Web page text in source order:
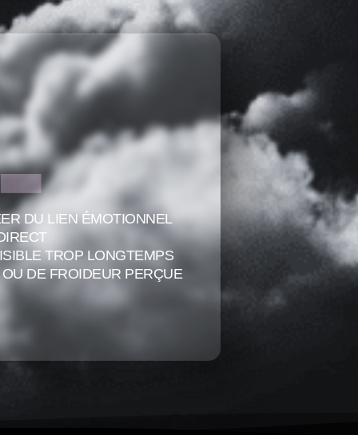
DU LIEN ÉMOTIONNEL
TROP LONGTEMPS
OU DE FROIDEUR PERÇUE